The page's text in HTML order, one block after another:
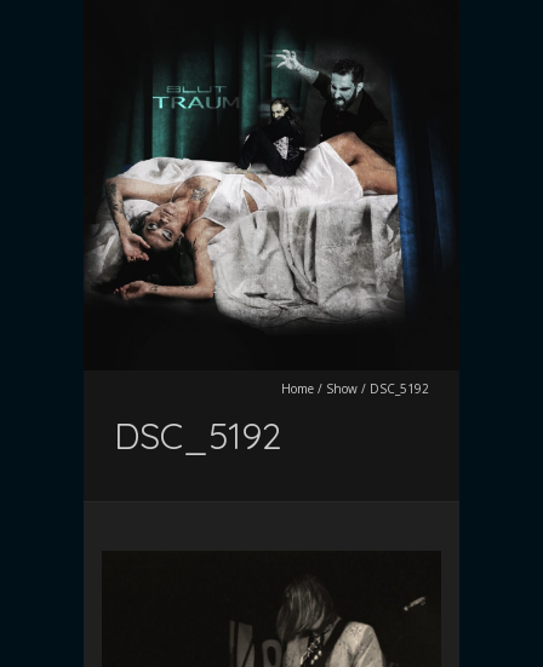
Home / Show / DSC_5192
DSC_5192